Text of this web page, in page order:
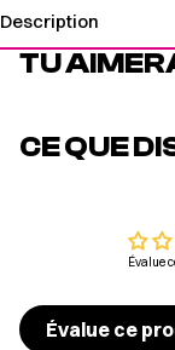
Description
TU
CE QUE
Évalue
Évalue ce